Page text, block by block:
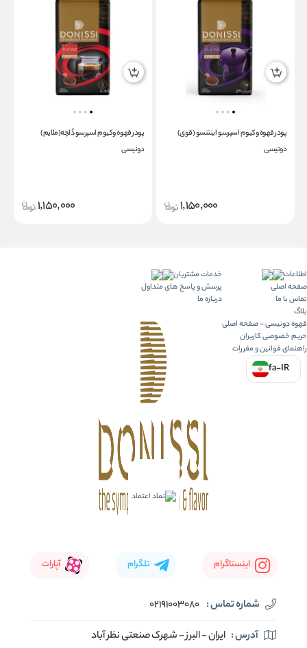
پودر قهوه وکیوم اسپرسو اینتنسو (قوی)
دونیسی
1,150,000
پودر قهوه وکیوم اسپرسو دُلچه(ملایم)
دونیسی
1,150,000
اطلاعات
صفحه اصلی
تماس با ما
بلاگ
قهوه دونیسی - صفحه اصلی
حریم خصوصی کاربران
راهنمای قوانین و مقررات
خدمات مشتریان
پرسش و پاسخ های متداول
درباره ما
fa-IR
اینستاگرام تلگرام آپارات
شماره تماس : 02191003080
آدرس : ایران - البرز - شهرک صنعتی نظر آباد